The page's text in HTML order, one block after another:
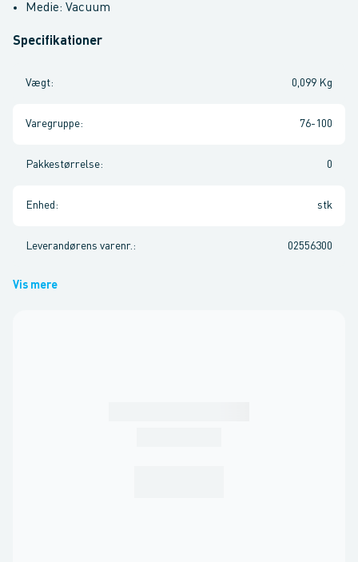
Medie: Vacuum
Specifikationer
Vægt: 0,099 Kg
Varegruppe: 76-100
Pakkestørrelse: 0
Enhed : stk
Leverandørens varenr. : 02556300
Vis mere